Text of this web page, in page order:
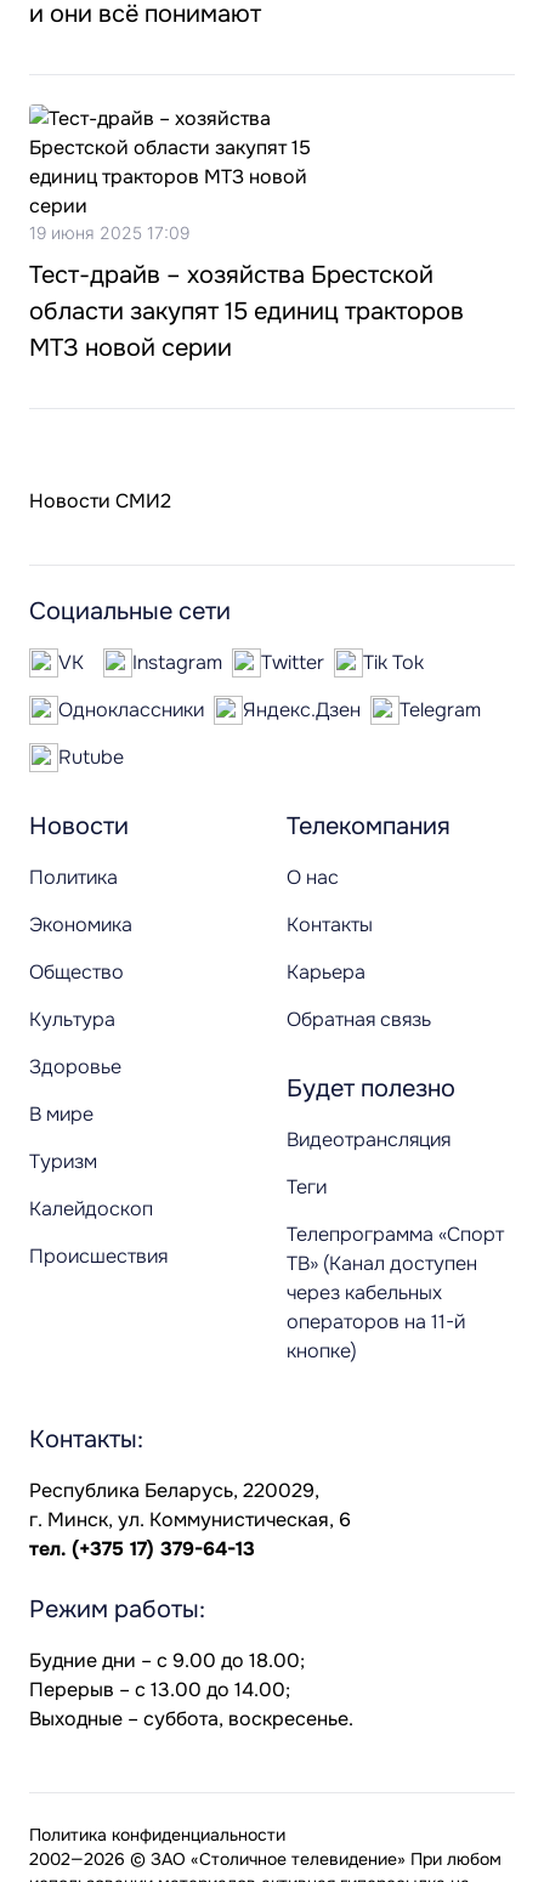
и они всё понимают
19 июня 2025 17:09
Тест-драйв – хозяйства Брестской
области закупят 15 единиц тракторов
МТЗ новой серии
Новости СМИ2
Новости
Политика
Экономика
Общество
Культура
Здоровье
В мире
Туризм
Калейдоскоп
Происшествия
Телекомпания
О нас
Контакты
Карьера
Обратная связь
Будет полезно
Видеотрансляция
Теги
Телепрограмма «Спорт
ТВ» (Канал доступен
через кабельных
операторов на 11-й
кнопке)
Социальные сети
VK Instagram Twitter
Tik Tok
Одноклассники
Яндекс.Дзен
Telegram
Rutube
Контакты:
Республика Беларусь, 220029,
г. Минск, ул. Коммунистическая, 6
тел. (+375 17) 379-64-13
Режим работы:
Будние дни – с 9.00 до 18.00;
Перерыв – с 13.00 до 14.00;
Выходные – суббота, воскресенье.
2002—2026 © ЗАО «Столичное телевидение» При любом
Политика конфиденциальности